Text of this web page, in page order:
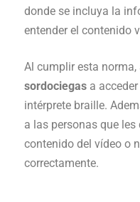
donde se incluya la
entender el contenido
Al cumplir esta
sordociegas a
intérprete braille.
a las personas que les
contenido del vídeo o
correctamente.